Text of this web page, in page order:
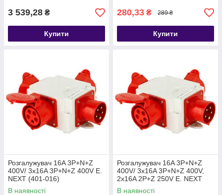
3 539,28 ₴
Купити
280,33 ₴ 289 ₴
Купити
Розгалужувач 16A 3P+N+Z
400V/ 3x16A 3P+N+Z 400V E.
NEXT (401-016)
В наявності
Розгалужувач 16A 3P+N+Z
400V/ 3x16A 3P+N+Z 400V,
2x16A 2P+Z 250V E. NEXT
(402-016)
В наявності